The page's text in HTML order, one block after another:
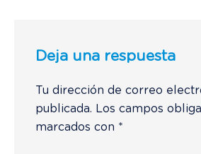
Deja una respuesta
Tu dirección de correo
publicada. Los campos
marcados con *